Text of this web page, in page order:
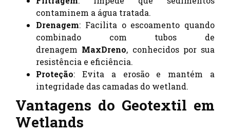
contaminem a água tratada.
Drenagem: Facilita o escoamento quando
combinado com tubos de
drenagem MaxDreno, conhecidos por sua
resistência e eficiência.
Proteção: Evita a erosão e mantém a
integridade das camadas do wetland.
Vantagens do Geotextil em
Wetlands